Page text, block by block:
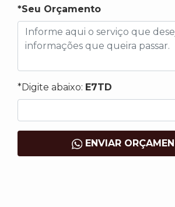
*Seu Orçamento
*Digite abaixo: E7TD
ENVIAR